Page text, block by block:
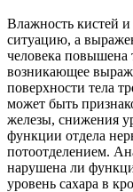
Влажность кистей
ситуацию, а
человека повышена
возникающее
поверхности тела
может быть
железы, снижения
функции отдела
потоотделением.
нарушена ли
уровень сахара в